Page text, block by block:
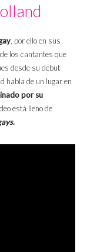
, por ello en sus
los cantantes que
desde su debut
habla de un lugar en
por su
está lleno de
.